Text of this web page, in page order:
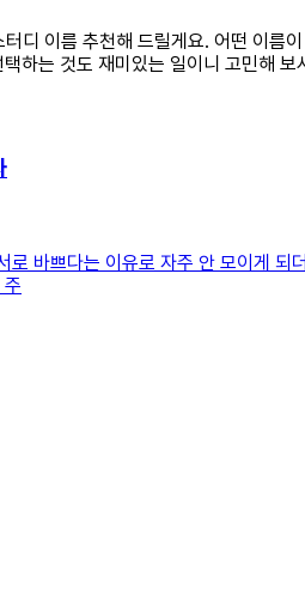
디 이름 추천해 드릴게요. 어떤 이
하는 것도 재미있는 일이니 고민해
바쁘다는 이유로 자주 안 모이게